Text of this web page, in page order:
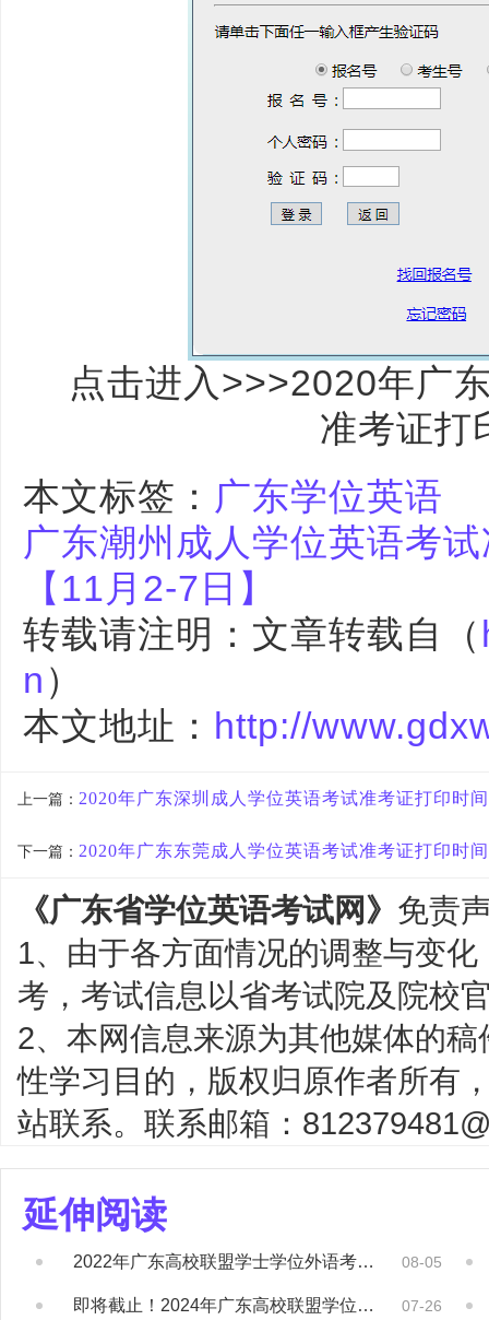
点击进入>>>2020年广
准考证打
本文标签： 广东学位英语
广东潮州成人学位英语考
【11月2-7日】
转载请注明：文章转载自（
n ）
本文地址： http://
上一篇： 2020年广东深圳成人学位英语考试准考证打印时
下一篇： 2020年广东东莞成人学位英语考试准考证打印时
《广东省学位英语考试网》 免责
1、由于各方面情况的调整与变
考，考试信息以省考试院及院校
2、本网信息来源为其他媒体的
性学习目的，版权归原作者所有
站联系。联系邮箱：
延伸阅读
2022年广东高校联盟学士学位外语考试成绩... 08-05
即将截止！2024年广东高校联盟学位外语证... 07-26